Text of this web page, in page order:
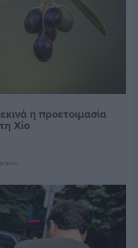
η προετοιμασία
Χίο